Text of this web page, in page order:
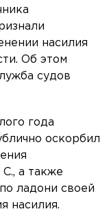
насилия
Об этом
судов
года
оскорбил
С., а также
ладони своей
насилия.